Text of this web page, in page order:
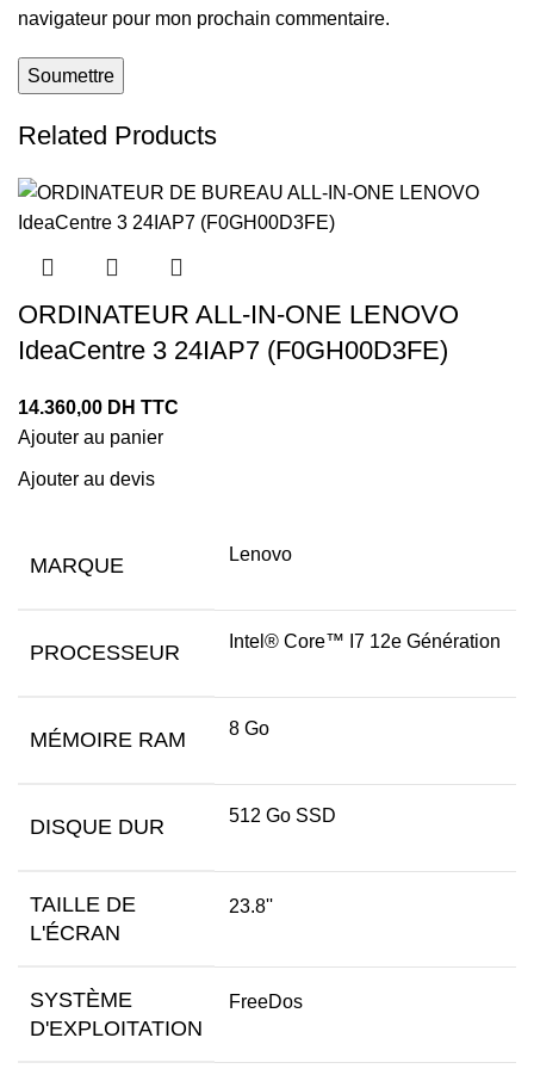
navigateur pour mon prochain commentaire.
Related Products
ORDINATEUR ALL-IN-ONE LENOVO
IdeaCentre 3 24IAP7 (F0GH00D3FE)
14.360,00 DH TTC
Ajouter au panier
Ajouter au devis
MARQUE Lenovo
PROCESSEUR Intel® Core™ I7 12e Génération
MÉMOIRE RAM 8 Go
DISQUE DUR 512 Go SSD
TAILLE DE
L'ÉCRAN
23.8''
SYSTÈME
D'EXPLOITATION
FreeDos